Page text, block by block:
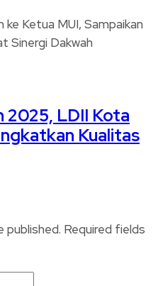
2025, LDII Kota
Kualitas
published. Required fields